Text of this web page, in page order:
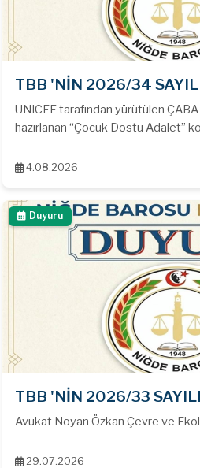
TBB 'NİN 2026/34
UNICEF tarafından yürütülen
hazırlanan “Çocuk Dostu Adalet”
4.08.2026
Duyuru
TBB 'NİN 2026/33 SAYILI
Avukat Noyan Özkan Çevre ve
29.07.2026